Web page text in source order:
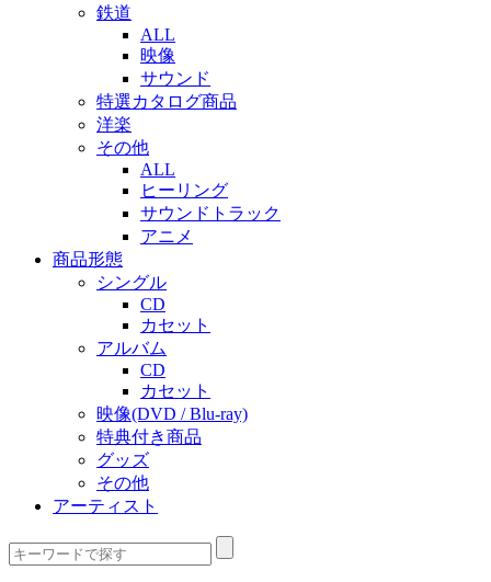
鉄道
ALL
映像
サウンド
特選カタログ商品
洋楽
その他
ALL
ヒーリング
サウンドトラック
アニメ
商品形態
シングル
CD
カセット
アルバム
CD
カセット
映像(DVD / Blu-ray)
特典付き商品
グッズ
その他
アーティスト